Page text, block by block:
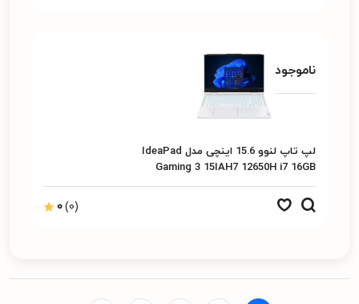
ناموجود
لپ تاپ لنوو 15.6 اینچی مدل IdeaPad
Gaming 3 15IAH7 12650H i7 16GB
512GB
0(0)